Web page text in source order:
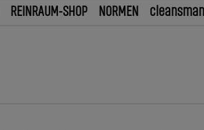
REINRAUM-SHOP NORMEN cleansman